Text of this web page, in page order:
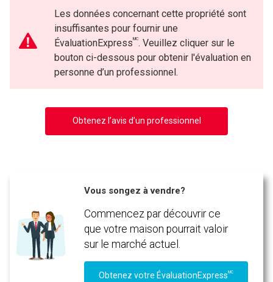
vous nous fournissez l'autorisation écrite de communiquer avec vous.
Les données concernant cette propriété sont
insuffisantes pour fournir une
ÉvaluationExpressMC. Veuillez cliquer sur le
bouton ci-dessous pour obtenir l'évaluation en
personne d’un professionnel.
Obtenez l’avis d’un professionnel
Vous songez à vendre?
Commencez par découvrir ce
que votre maison pourrait valoir
sur le marché actuel.
Obtenez votre ÉvaluationExpressMC